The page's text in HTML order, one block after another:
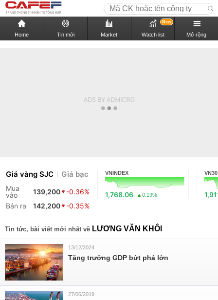
Home Tin mới Market Watch list
New
Mở rộng
Giá vàng SJC Giá bạc
Mua
vào
139,200
-0.36%
Bán ra
142,200 -0.35%
VNINDEX
1,768.06 0.19%
VN30
Tin tức, bài viết mới nhất về LƯƠNG VĂN KHÔI
13/12/2024
Tăng trưởng GDP bứt phá lớn
27/06/2019